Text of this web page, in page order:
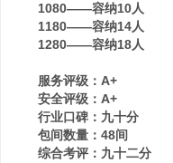
1080——容纳10人
1180——容纳14人
1280——容纳18人
服务评级：A+
安全评级：A+
行业口碑：九十分
包间数量：48间
综合考评：九十二分